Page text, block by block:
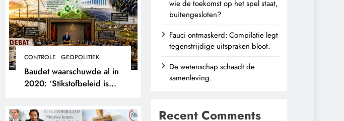
CONTROLE GEOPOLITIEK
Baudet waarschuwde al in
2020: ‘Stikstofbeleid is
immigratie’.
wie de toekomst op het spel staat,
buitengesloten?
Fauci ontmaskerd: Compilatie legt
tegenstrijdige uitspraken bloot.
De wetenschap schaadt de
samenleving.
Recent Comments